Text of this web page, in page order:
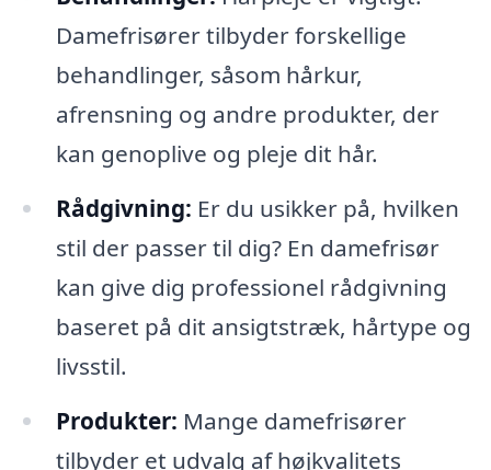
Damefrisører tilbyder forskellige
behandlinger, såsom hårkur,
afrensning og andre produkter, der
kan genoplive og pleje dit hår.
Rådgivning: Er du usikker på, hvilken
stil der passer til dig? En damefrisør
kan give dig professionel rådgivning
baseret på dit ansigtstræk, hårtype og
livsstil.
Produkter: Mange damefrisører
tilbyder et udvalg af højkvalitets